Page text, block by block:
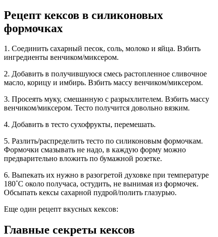
Рецепт кексов в силиконовых
формочках
1. Соединить сахарный песок, соль, молоко и яйца. Взбить
ингредиенты венчиком/миксером.
2. Добавить в получившуюся смесь растопленное сливочное
масло, корицу и имбирь. Взбить массу венчиком/миксером.
3. Просеять муку, смешанную с разрыхлителем. Взбить массу
венчиком/миксером. Тесто получится довольно вязким.
4. Добавить в тесто сухофрукты, перемешать.
5. Разлить/распределить тесто по силиконовым формочкам.
Формочки смазывать не надо, в каждую форму можно
предварительно вложить по бумажной розетке.
6. Выпекать их нужно в разогретой духовке при температуре
180˚С около получаса, остудить, не вынимая из формочек.
Обсыпать кексы сахарной пудрой/полить глазурью.
Еще один рецепт вкусных кексов:
Главные секреты кексов